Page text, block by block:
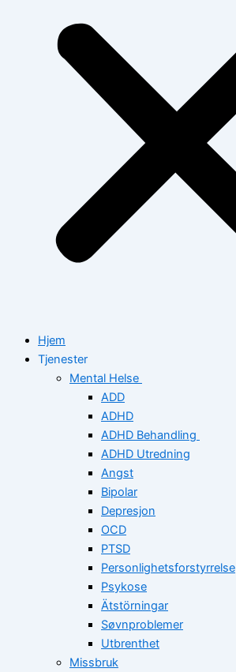
Hjem
Tjenester
Mental Helse
ADD
ADHD
ADHD Behandling
ADHD Utredning
Angst
Bipolar
Depresjon
OCD
PTSD
Personlighetsforstyrrelse
Psykose
Ätstörningar
Søvnproblemer
Utbrenthet
Missbruk